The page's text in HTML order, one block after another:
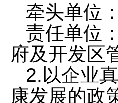
牵头单位
责任单位
府及开发区
2.以企业
康发展的政